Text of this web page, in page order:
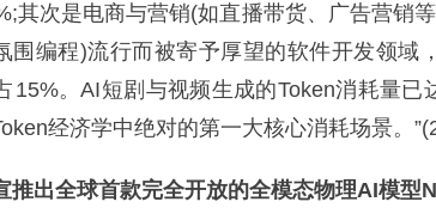
其次是电商与营销(如直播带货、广告营销
围编程)流行而被寄予厚望的软件开发领域
15%。AI短剧与视频生成的Token消耗量已
经济学中绝对的第一大核心消耗场景。
推出全球首款完全开放的全模态物理AI模